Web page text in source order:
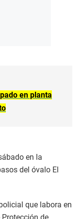
en planta
en la
del óvalo El
que labora en